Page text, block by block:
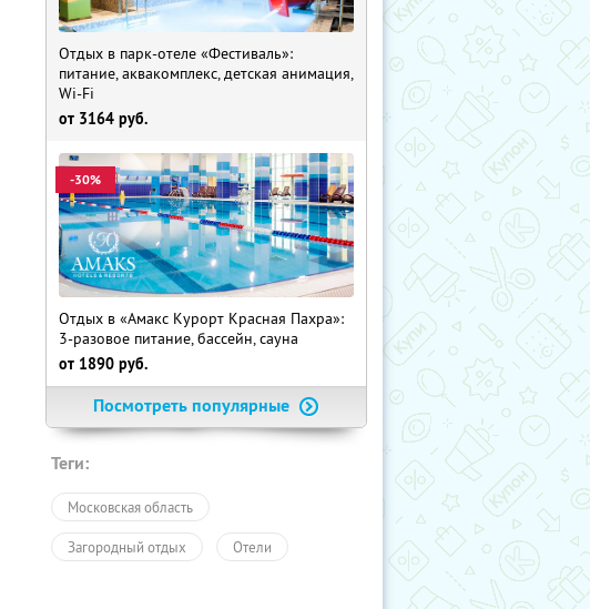
Отдых в парк-отеле «Фестиваль»:
питание, аквакомплекс, детская анимация,
Wi-Fi
от 3164 руб.
-30%
Отдых в «Амакс Курорт ‎Красная Пахра»:
3-разовое питание, бассейн, сауна
от 1890 руб.
Посмотреть популярные
Теги:
Московская область
Загородный отдых Отели